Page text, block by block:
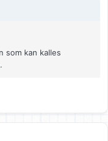
som kan kalles